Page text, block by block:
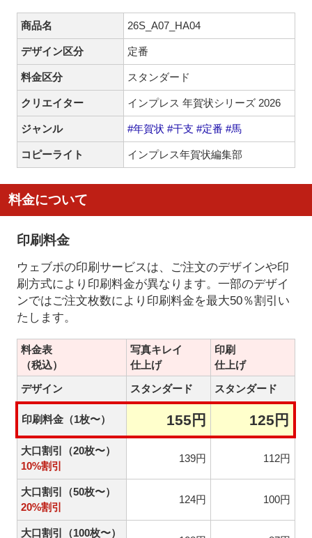
商品名 26S_A07_HA04
デザイン区分 定番
料金区分 スタンダード
クリエイター インプレス 年賀状シリーズ 2026
ジャンル #年賀状 #干支 #定番 #馬
コピーライト インプレス年賀状編集部
料金について
印刷料金
ウェブポの印刷サービスは、ご注文のデザインや印
刷方式により印刷料金が異なります。一部のデザイ
ンではご注文枚数により印刷料金を最大50％割引い
たします。
料金表
（税込）
写真キレイ
仕上げ
印刷
仕上げ
デザイン
スタンダード スタンダード
印刷料金（1枚〜） 155円 125円
大口割引（20枚〜）
10%割引
139円 112円
大口割引（50枚〜）
20%割引
124円 100円
大口割引（100枚〜）